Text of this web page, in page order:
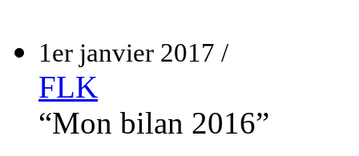
1er janvier 2017 /
FLK
“Mon bilan 2016”